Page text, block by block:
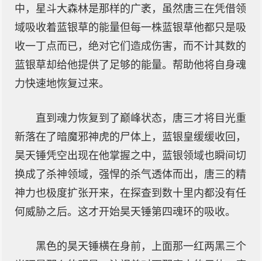
中，星斗大森林是那样的广袤，虽然唐三在凭借领
域吸收着蓝银草的能量但每一株蓝银草他都只是吸
收一丁点而已，绝对它们造成伤害，而不计其数的
蓝银草却给他提供了足够的能量。帮助他将自身魂
力快速地恢复过来。
直到魂力恢复到了巅峰状态，唐三才将目光重
新落在了暗魔邪神虎的尸体上，蓝银皇缓缓收回，
昊天锤凭空出现在他掌握之中，蓝银领域也瞬间切
换成了杀神领域，强悍的杀气透体而出，唐三的精
神力也极度扩张开来，在探查到数十里内都没有任
何威胁之后。这才开始昊天锤第四魂环的吸收。
黑色的昊天锤横在身前，上面那一红两黑三个